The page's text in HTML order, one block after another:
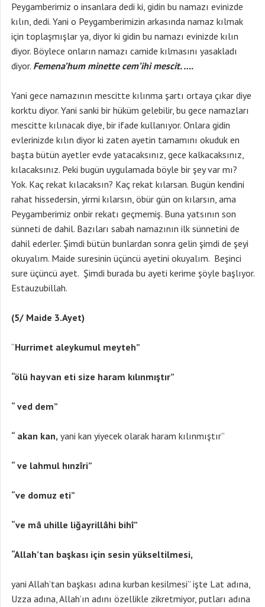
Peygamberimiz o insanlara dedi ki, gidin bu namazı evinizde
kılın, dedi. Yani o Peygamberimizin arkasında namaz kılmak
için toplaşmışlar ya, diyor ki gidin bu namazı evinizde kılın
diyor. Böylece onların namazı camide kılmasını yasakladı
diyor. Femena’hum minette cem’ihi mescit. ….
Yani gece namazının mescitte kılınma şartı ortaya çıkar diye
korktu diyor. Yani sanki bir hüküm gelebilir, bu gece namazları
mescitte kılınacak diye, bir ifade kullanıyor. Onlara gidin
evlerinizde kılın diyor ki zaten ayetin tamamını okuduk en
başta bütün ayetler evde yatacaksınız, gece kalkacaksınız,
kılacaksınız. Peki bugün uygulamada böyle bir şey var mı?
Yok. Kaç rekat kılacaksın? Kaç rekat kılarsan. Bugün kendini
rahat hissedersin, yirmi kılarsın, öbür gün on kılarsın, ama
Peygamberimiz onbir rekatı geçmemiş. Buna yatsının son
sünneti de dahil. Bazıları sabah namazının ilk sünnetini de
dahil ederler. Şimdi bütün bunlardan sonra gelin şimdi de şeyi
okuyalım. Maide suresinin üçüncü ayetini okuyalım. Beşinci
sure üçüncü ayet. Şimdi burada bu ayeti kerime şöyle başlıyor.
Estauzubillah.
(5/ Maide 3.Ayet)
“Hurrimet aleykumul meyteh”
“ölü hayvan eti size haram kılınmıştır”
“ ved dem”
“ akan kan, yani kan yiyecek olarak haram kılınmıştır”
“ ve lahmul hınzîri”
“ve domuz eti”
“ve mâ uhille liğayrillâhi bihî”
“Allah’tan başkası için sesin yükseltilmesi,
yani Allah’tan başkası adına kurban kesilmesi” işte Lat adına,
Uzza adına, Allah’ın adını özellikle zikretmiyor, putları adına